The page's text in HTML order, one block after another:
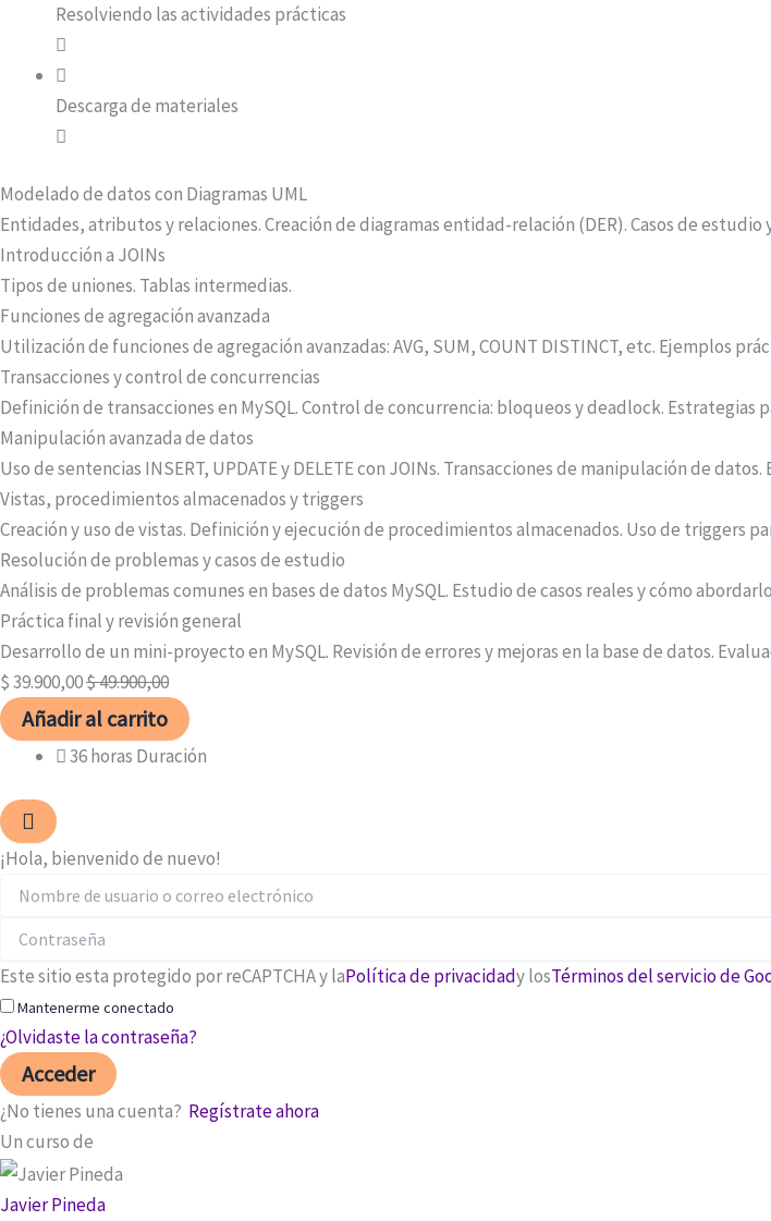
Resolviendo las actividades prácticas
Descarga de materiales
Modelado de datos con Diagramas UML
Entidades, atributos y relaciones. Creación de diagramas entidad-relación (DER). Casos de estudio
Introducción a JOINs
Tipos de uniones. Tablas intermedias.
Funciones de agregación avanzada
Utilización de funciones de agregación avanzadas: AVG, SUM, COUNT DISTINCT, etc. Ejemplos
Transacciones y control de concurrencias
Definición de transacciones en MySQL. Control de concurrencia: bloqueos y deadlock. Estrategias
Manipulación avanzada de datos
Uso de sentencias INSERT, UPDATE y DELETE con JOINs. Transacciones de manipulación de
Vistas, procedimientos almacenados y triggers
Creación y uso de vistas. Definición y ejecución de procedimientos almacenados. Uso de triggers
Resolución de problemas y casos de estudio
Análisis de problemas comunes en bases de datos MySQL. Estudio de casos reales y cómo
Práctica final y revisión general
Desarrollo de un mini-proyecto en MySQL. Revisión de errores y mejoras en la base de datos.
$39.900,00$49.900,00
Añadir al carrito
36horas Duración
¡Hola, bienvenido de nuevo!
Este sitio esta protegido por reCAPTCHA y laPolítica de privacidady losTérminos del servicio de
Mantenerme conectado
¿Olvidaste la contraseña?
Acceder
¿No tienes una cuenta? Regístrate ahora
Un curso de
Javier Pineda